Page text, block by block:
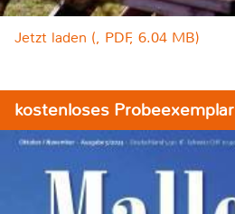
Jetzt laden (, PDF, 6.04 MB)
kostenloses Probeexemplar